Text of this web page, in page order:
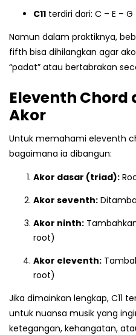
C11 terdiri dari: C – E – G
Namun dalam praktiknya,
fifth bisa dihilangkan agar
“padat” atau bertabrakan
Eleventh
Akor
Untuk memahami eleventh
bagaimana ia dibangun:
Akor dasar (triad):
Akor seventh:
Akor ninth:
root)
Akor eleventh:
root)
Jika dimainkan lengkap, C11
untuk nuansa musik yang
ketegangan, kehangatan,